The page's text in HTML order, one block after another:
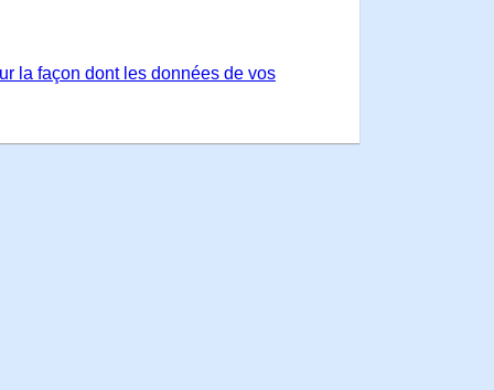
la façon dont les données de vos